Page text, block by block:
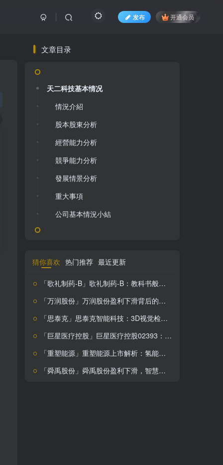
发布 开通会员
文章目录
天二科技基本情况
情況介紹
股本股東分析
經營能力分析
競爭能力分析
發展情景分析
重大事項
公司基本情況小結
猜你喜欢 热门推荐 最近更新
「歌礼制药-B」歌礼制药-B：教科书般逆袭！从肝病到肿瘤，这
「万润股份」万润股份盈利下滑背后的挑战与机遇，化工龙头如何应对？
「思泰克」思泰克智能科技：3D视觉检测设备领航者，盈利下滑藏风险，投资需谨慎
「巨星医疗控股」巨星医疗控股02393：新冠红利下的医疗耗材
「重塑能源」重塑能源上市解析：氢能科技领航者，投资价值凸显
「舜禹股份」舜禹股份盈利下滑，智慧水务领航者能否逆境翻盘？
股价挖掘机
0 1.1W+
时候，我们把自己看成是企业分析师——而不是
券分析师。